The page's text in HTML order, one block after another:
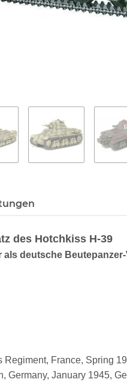
des Hotchkiss H-39
deutsche
Regiment, France, Spring
Germany, January 1945,